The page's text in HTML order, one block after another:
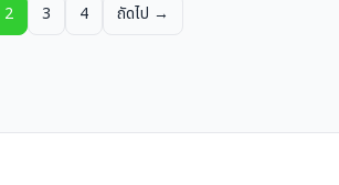
2 3 4 ถัดไป →